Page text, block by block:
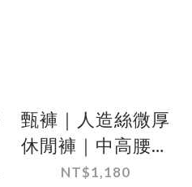
甄褲｜人造絲微厚
休閒褲｜中高腰直
筒・無摺設計・四
NT$1,180